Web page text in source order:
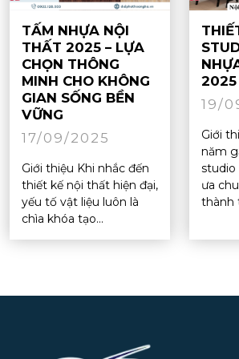
TẤM NHỰA NỘI
THẤT 2025 – LỰA
CHỌN THÔNG
MINH CHO KHÔNG
GIAN SỐNG BỀN
VỮNG
17/09/2025
Giới thiệu Khi nhắc đến
thiết kế nội thất hiện đại,
yếu tố vật liệu luôn là
chìa khóa tạo...
2025
19/
Giới
năm
studio
ưa
thành